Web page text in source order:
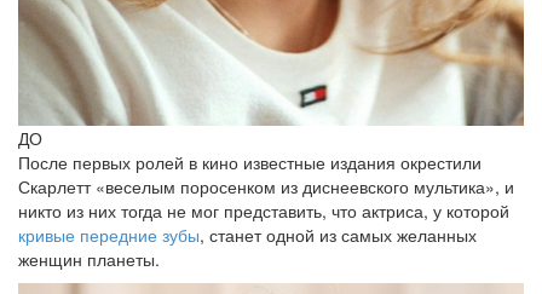
ДО
После первых ролей в кино известные издания окрестили
Скарлетт «веселым поросенком из диснеевского мультика», и
никто из них тогда не мог представить, что актриса, у которой
кривые передние зубы, станет одной из самых желанных
женщин планеты.